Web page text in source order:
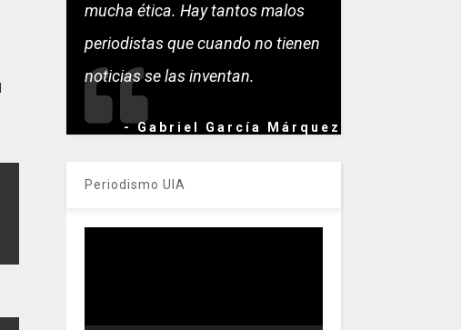
mucha ética. Hay tantos malos
periodistas que cuando no tienen
noticias se las inventan.
- Gabriel García Márquez
Periodismo UIA